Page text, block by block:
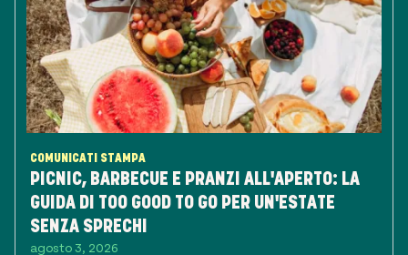
COMUNICATI STAMPA
PICNIC, BARBECUE E PRANZI ALL'APERTO: LA
GUIDA DI TOO GOOD TO GO PER UN'ESTATE
SENZA SPRECHI
agosto 3, 2026